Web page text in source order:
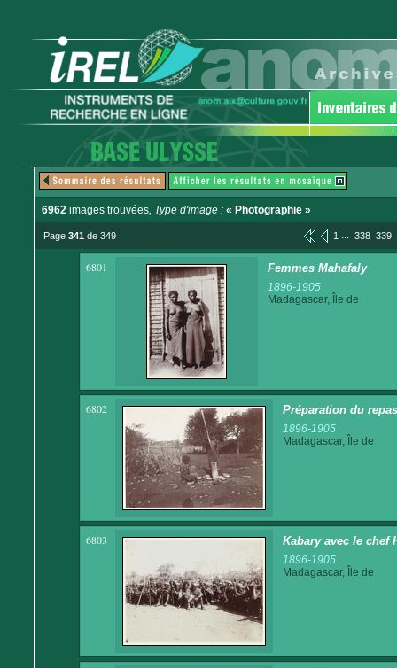
6962 images trouvées, Type d'image : « Photographie »
Page 341 de 349 1 ... 338 339
6801 Femmes Mahafaly
1896-1905
Madagascar, Île de
6802 Préparation du
1896-1905
Madagascar, Île de
6803 Kabary avec le chef
1896-1905
Madagascar, Île de